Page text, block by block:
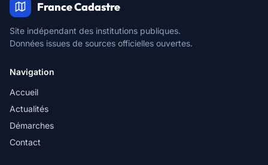
France Cadastre
Site indépendant des institutions publiques.
Données issues de sources officielles ouvertes.
Navigation
Accueil
Actualités
Démarches
Contact